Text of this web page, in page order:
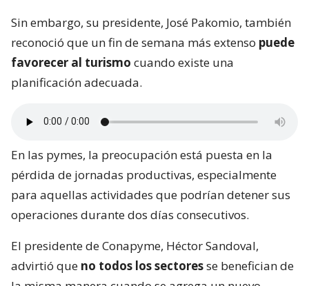
Sin embargo, su presidente, José Pakomio, también
reconoció que un fin de semana más extenso puede
favorecer al turismo cuando existe una
planificación adecuada.
En las pymes, la preocupación está puesta en la
pérdida de jornadas productivas, especialmente
para aquellas actividades que podrían detener sus
operaciones durante dos días consecutivos.
El presidente de Conapyme, Héctor Sandoval,
advirtió que no todos los sectoresse benefician de